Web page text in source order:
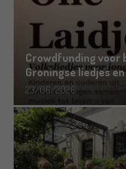
Crowdfunding voor
Groningse liedjes
23/06/2026